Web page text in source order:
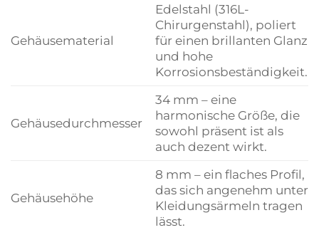
Gehäusematerial
Edelstahl (316L-
Chirurgenstahl), poliert
für einen brillanten Glanz
und hohe
Korrosionsbeständigkeit.
Gehäusedurchmesser
34 mm – eine
harmonische Größe, die
sowohl präsent ist als
auch dezent wirkt.
Gehäusehöhe
8 mm – ein flaches Profil,
das sich angenehm unter
Kleidungsärmeln tragen
lässt.